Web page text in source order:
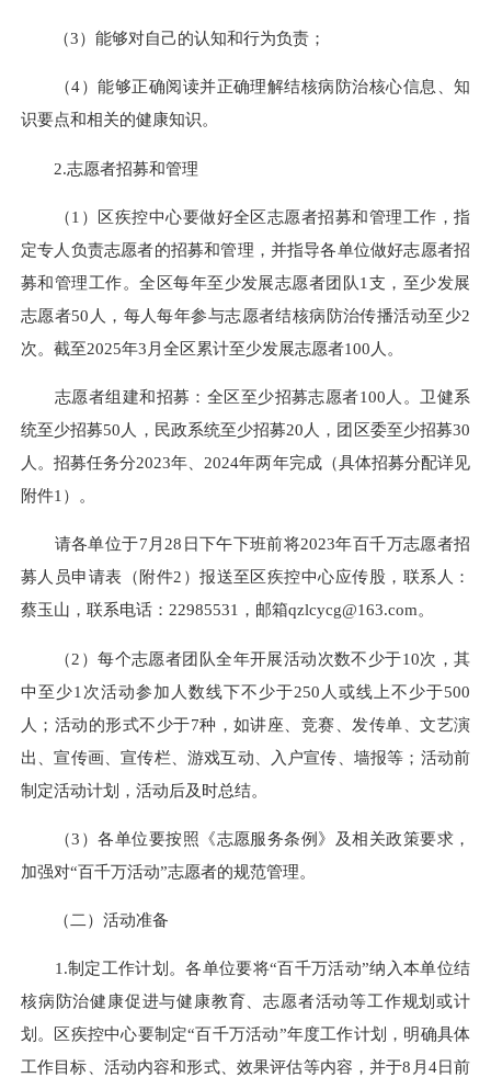
（3）能够对自己的认知和行为负责；
（4）能够正确阅读并正确理解结核病防治核心信息、知
识要点和相关的健康知识。
2.志愿者招募和管理
（1）区疾控中心要做好全区志愿者招募和管理工作，指
定专人负责志愿者的招募和管理，并指导各单位做好志愿者招
募和管理工作。全区每年至少发展志愿者团队1支，至少发展
志愿者50人，每人每年参与志愿者结核病防治传播活动至少2
次。截至2025年3月全区累计至少发展志愿者100人。
志愿者组建和招募：全区至少招募志愿者100人。卫健系
统至少招募50人，民政系统至少招募20人，团区委至少招募30
人。招募任务分2023年、2024年两年完成（具体招募分配详见
附件1）。
请各单位于7月28日下午下班前将2023年百千万志愿者招
募人员申请表（附件2）报送至区疾控中心应传股，联系人：
蔡玉山，联系电话：22985531，邮箱qzlcycg@163.com。
（2）每个志愿者团队全年开展活动次数不少于10次，其
中至少1次活动参加人数线下不少于250人或线上不少于500
人；活动的形式不少于7种，如讲座、竞赛、发传单、文艺演
出、宣传画、宣传栏、游戏互动、入户宣传、墙报等；活动前
制定活动计划，活动后及时总结。
（3）各单位要按照《志愿服务条例》及相关政策要求，
加强对“百千万活动”志愿者的规范管理。
（二）活动准备
1.制定工作计划。各单位要将“百千万活动”纳入本单位结
核病防治健康促进与健康教育、志愿者活动等工作规划或计
划。区疾控中心要制定“百千万活动”年度工作计划，明确具体
工作目标、活动内容和形式、效果评估等内容，并于8月4日前